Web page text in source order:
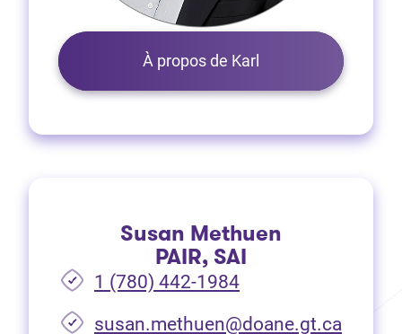
À propos de Karl
Susan Methuen
PAIR, SAI
1 (780) 442-1984
susan.methuen@doane.gt.ca